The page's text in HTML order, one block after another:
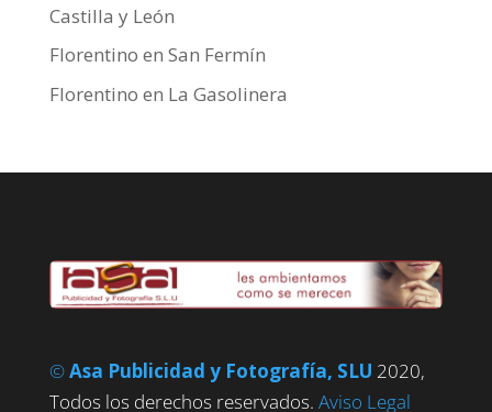
Castilla y León
Florentino en San Fermín
Florentino en La Gasolinera
©Asa Publicidad y Fotografía, SLU 2020,
Todos los derechos reservados. Aviso Legal